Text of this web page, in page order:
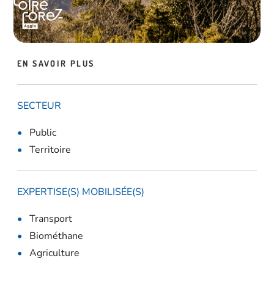
EN SAVOIR PLUS
SECTEUR
Public
Territoire
EXPERTISE(S) MOBILISÉE(S)
Transport
Biométhane
Agriculture